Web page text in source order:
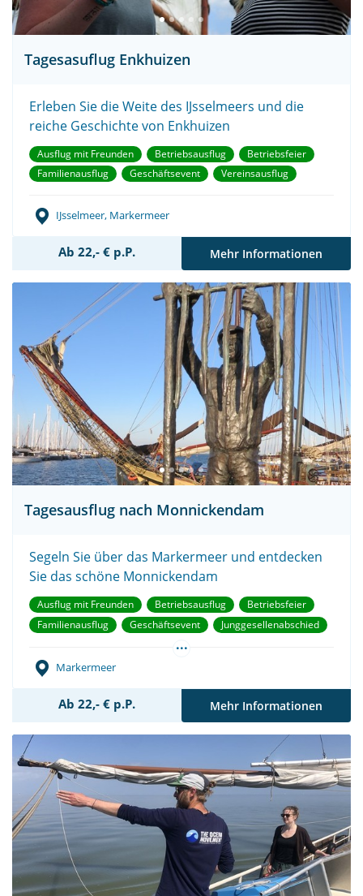
Tagesasuflug Enkhuizen
Erleben Sie die Weite des IJsselmeers und die
reiche Geschichte von Enkhuizen
Ausflug mit Freunden Betriebsausflug
Betriebsfeier
Familienausflug
Geschäftsevent Vereinsausflug
IJsselmeer, Markermeer
Ab 22,- € p.P. Mehr Informationen
Tagesausflug nach Monnickendam
Segeln Sie über das Markermeer und entdecken
Sie das schöne Monnickendam
Ausflug mit Freunden Betriebsausflug
Betriebsfeier
Familienausflug
Geschäftsevent
Junggesellenabschied
Vereinsausflug
...
Markermeer
Ab 22,- € p.P. Mehr Informationen